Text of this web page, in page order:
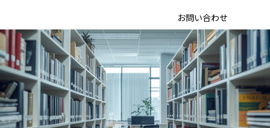
お問い合わせ